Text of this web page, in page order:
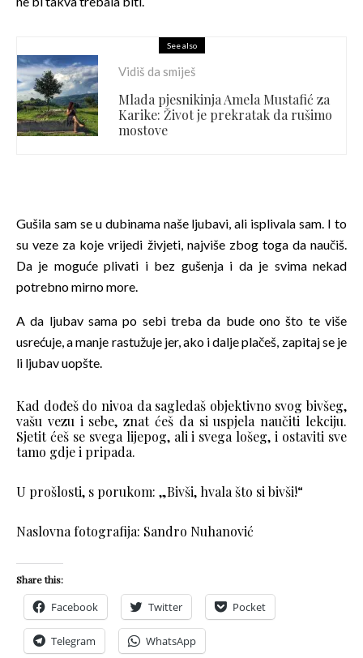
See also
Vidiš da smiješ
Mlada pjesnikinja Amela Mustafić za
Karike: Život je prekratak da rušimo
mostove
Gušila sam se u dubinama naše ljubavi, ali isplivala sam. I to
su veze za koje vrijedi živjeti, najviše zbog toga da naučiš.
Da je moguće plivati i bez gušenja i da je svima nekad
potrebno mirno more.
A da ljubav sama po sebi treba da bude ono što te više
usrećuje, a manje rastužuje jer, ako i dalje plačeš, zapitaj se je
li ljubav uopšte.
Kad dođeš do nivoa da sagledaš objektivno svog bivšeg,
vašu vezu i sebe, znat ćeš da si uspjela naučiti lekciju.
Sjetit ćeš se svega lijepog, ali i svega lošeg, i ostaviti sve
tamo gdje i pripada.
U prošlosti, s porukom: „Bivši, hvala što si bivši!“
Naslovna fotografija: Sandro Nuhanović
Share this:
Facebook Twitter Pocket
Telegram WhatsApp